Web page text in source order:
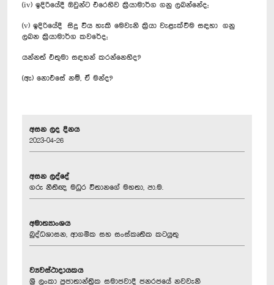
(iv) ඉදිරියේදී ඔවුන්ට එරෙහිව ක්‍රියාමාර්ග ගනු ලබන්නේද;‍
(v) ඉදිරියේදී සිදු විය හැකි මෙවැනි ක්‍රියා වැළැක්වීම සඳහා ගනු
ලබන ක්‍රියාමාර්ග කවරේද;
යන්නත් එතුමා සඳහන් කරන්නෙහිද?
(ඇ) නොඑසේ නම්, ඒ මන්ද?
අසන ලද දිනය
2023-04-26
අසන ලද්දේ
ගරු නීතිඥ මධුර විතානගේ මහතා, පා.ම.
අමාත්‍යාංශය
බුද්ධශාසන, ආගමික සහ සංස්කෘතික කටයුතු
ව්‍යවස්ථාදායකය
ශ්‍රී ලංකා ප්‍රජාතාන්ත්‍රික සමාජවාදී ජනරජයේ නවවැනි